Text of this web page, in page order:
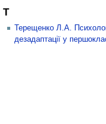
Т
Терещенко Л.А.
дезадаптації у